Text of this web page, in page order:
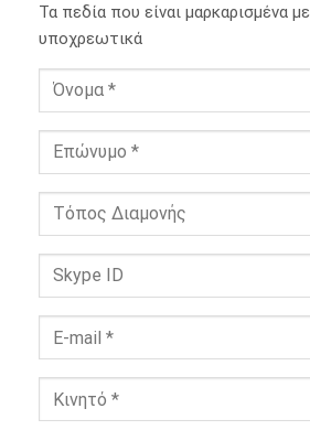
Τα πεδία που είναι μαρκαρισμένα με
υποχρεωτικά